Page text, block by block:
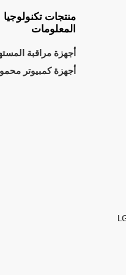
منتجات تكنولوجيا
المعلومات
أجهزة مراقبة
أجهزة كمبيوتر